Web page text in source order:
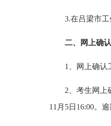
3.在吕梁市
二、网上确
1、网上确认
2、考生网上
11月5日16:00。逾